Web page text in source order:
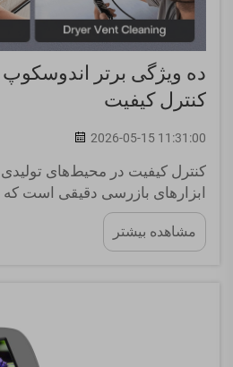
ده ویژگی برتر
کنترل کیفیت
2026-05-15 11:31:00
کنترل کیفیت در محیط‌های تولیدی
ابزارهای بازرسی دقیقی است که
محدود دسترسی پیدا کرده،
مستندسازی تصویری واضحی
صنعتی به‌عنوان یک ابزار حیاتی
مشاهده بیشتر